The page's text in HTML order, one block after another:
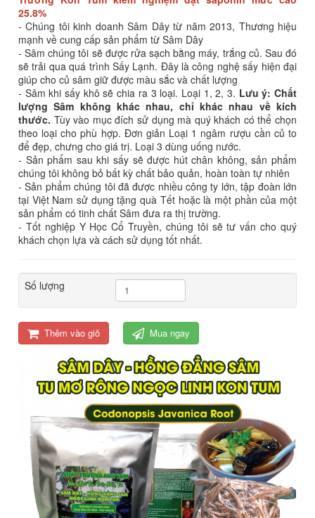
25.8%
- Chúng tôi kinh doanh Sâm Dây từ năm 2013, Thương hiệu
mạnh về cung cấp sản phẩm từ Sâm Dây
- Sâm chúng tôi sẽ được rửa sạch bằng máy, trắng củ. Sau đó
sẽ trải qua quá trình Sấy Lạnh. Đây là công nghệ sấy hiện đại
giúp cho củ sâm giữ được màu sắc và chất lượng
- Sâm khi sấy khô sẽ chia ra 3 loại. Loại 1, 2, 3. Lưu ý: Chất
lượng Sâm không khác nhau, chỉ khác nhau về kích
thước. Tùy vào mục đích sử dụng mà quý khách có thể chọn
theo loại cho phù hợp. Đơn giản Loại 1 ngâm rượu cần củ to
để đẹp, chưng cho giá trị. Loại 3 dùng uống nước.
- Sản phẩm sau khi sấy sẽ được hút chân không, sản phẩm
chúng tôi không bỏ bất kỳ chất bảo quản, hoàn toàn tự nhiên
- Sản phẩm chúng tôi đã được nhiều công ty lớn, tập đoàn lớn
tại Việt Nam sử dụng tặng quà Tết hoặc là một phần của một
sản phẩm có tinh chất Sâm đưa ra thị trường.
- Tốt nghiệp Y Học Cổ Truyền, chúng tôi sẽ tư vấn cho quý
khách chọn lựa và cách sử dụng tốt nhất.
Số lượng
Thêm vào giỏ Mua ngay